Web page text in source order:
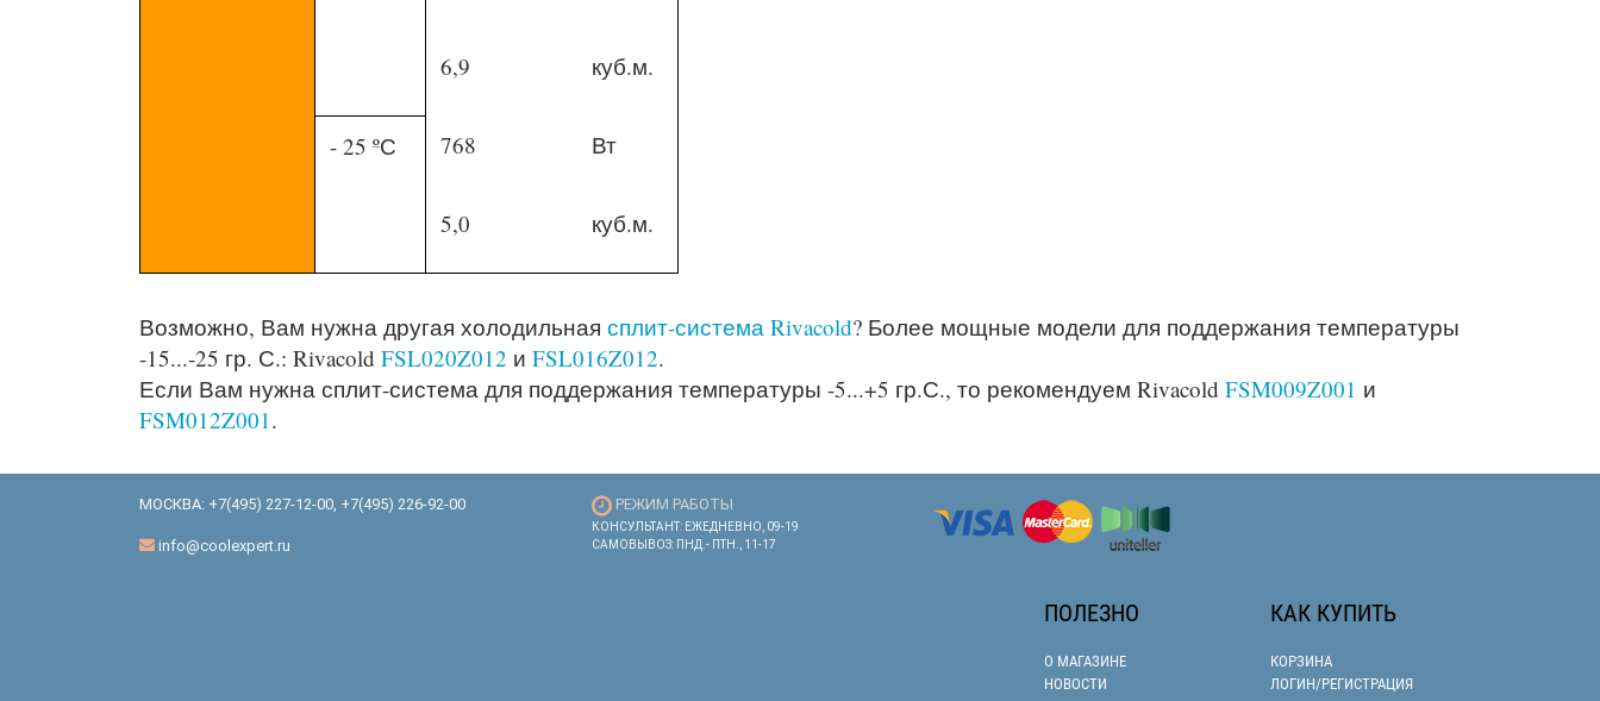
6,9 куб.м.
- 25 ºС 768 Вт
5,0 куб.м.
Возможно, Вам нужна другая холодильная сплит-система Rivacold? Более мощные модели для поддержания температуры
-15...-25 гр. С.: Rivacold FSL020Z012 и FSL016Z012.
Если Вам нужна сплит-система для поддержания температуры -5...+5 гр.С., то рекомендуем Rivacold FSM009Z001 и
FSM012Z001.
МОСКВА: +7(495) 227-12-00, +7(495) 226-92-00
info@coolexpert.ru
РЕЖИМ РАБОТЫ
КОНСУЛЬТАНТ: ЕЖЕДНЕВНО, 09-19
САМОВЫВОЗ: ПНД.- ПТН., 11-17
ПОЛЕЗНО
О МАГАЗИНЕ
НОВОСТИ
КАК КУПИТЬ
КОРЗИНА
ЛОГИН/РЕГИСТРАЦИЯ